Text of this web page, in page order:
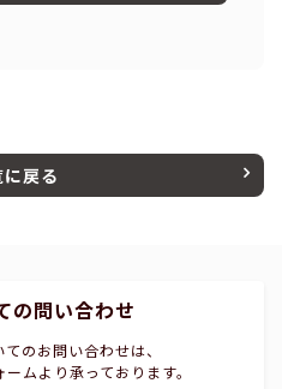
に戻る
の問い合わせ
のお問い合わせは、
ムより承っております。